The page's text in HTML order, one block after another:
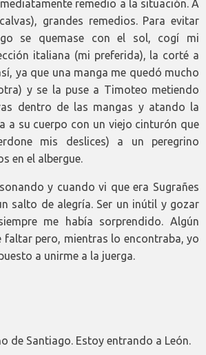
remedio a la situación. A
grandes remedios. Para evitar
se quemase con el sol, cogí mi
italiana (mi preferida), la corté a
ya que una manga me quedó mucho
y se la puse a Timoteo metiendo
dentro de las mangas y atando la
a su cuerpo con un viejo cinturón que
mis deslices) a un peregrino
en el albergue.
y cuando vi que era Sugrañes
salto de alegría. Ser un inútil y gozar
me había sorprendido. Algún
faltar pero, mientras lo encontraba, yo
a unirme a la juerga.
de Santiago. Estoy entrando a León.